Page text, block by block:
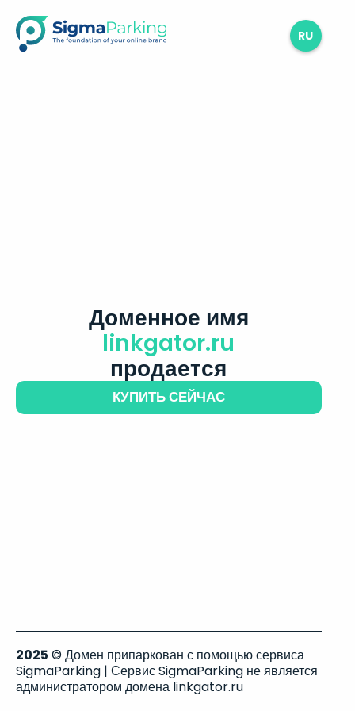
RU
Доменное имя
linkgator.ru
продается
КУПИТЬ СЕЙЧАС
2025 © Домен припаркован с помощью сервиса
SigmaParking | Сервис SigmaParking не является
администратором домена linkgator.ru